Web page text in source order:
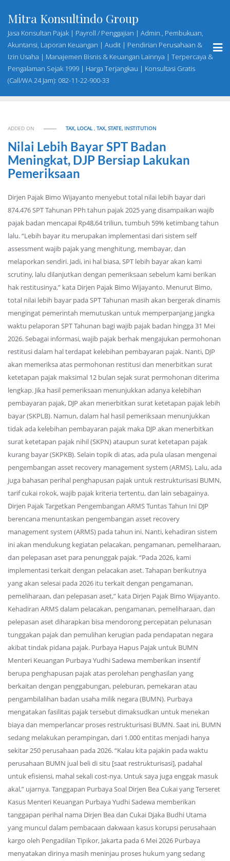
content
Mitra Konsultindo Group
Jasa Konsultan Pajak | Payroll / Penggajian | Admin., Pembukuan,
Akuntansi, Laporan Keuangan | Audit | Pendirian Perusahaan &
Izin Usaha | Manajemen Bisnis & Keuangan Lainnya | Terpercaya &
Pengalaman Sejak 1999 | Harga Terjangkau | Konsultasi Gratis
(Call/WA 24 Jam): 082-11-22-900-33
ADDED ON TAX, LOCAL,TAX, STATE, INSTITUTION
Nilai Lebih Bayar SPT Badan
Meningkat, DJP Bersiap Lakukan
Pemeriksaan
Dirjen Pajak Bimo Wijayanto menyebut total nilai lebih bayar dari
874.476 SPT Tahunan PPh tahun pajak 2025 yang disampaikan wajib
pajak badan mencapai Rp48,64 triliun, tumbuh 59% ketimbang tahun
lalu. “Lebih bayar itu merupakan implementasi dari sistem self
assessment wajib pajak yang menghitung, membayar, dan
melaporkan sendiri. Jadi, ini hal biasa, SPT lebih bayar akan kami
scrutiny, lalu dilanjutkan dengan pemeriksaan sebelum kami berikan
hak restitusinya,” kata Dirjen Pajak Bimo Wijayanto. Menurut Bimo,
total nilai lebih bayar pada SPT Tahunan masih akan bergerak dinamis
mengingat pemerintah memutuskan untuk memperpanjang jangka
waktu pelaporan SPT Tahunan bagi wajib pajak badan hingga 31 Mei
2026. Sebagai informasi, wajib pajak berhak mengajukan permohonan
restitusi dalam hal terdapat kelebihan pembayaran pajak. Nanti, DJP
akan memeriksa atas permohonan restitusi dan menerbitkan surat
ketetapan pajak maksimal 12 bulan sejak surat permohonan diterima
lengkap. Jika hasil pemeriksaan menunjukkan adanya kelebihan
pembayaran pajak, DJP akan menerbitkan surat ketetapan pajak lebih
bayar (SKPLB). Namun, dalam hal hasil pemeriksaan menunjukkan
tidak ada kelebihan pembayaran pajak maka DJP akan menerbitkan
surat ketetapan pajak nihil (SKPN) ataupun surat ketetapan pajak
kurang bayar (SKPKB). Selain topik di atas, ada pula ulasan mengenai
pengembangan asset recovery management system (ARMS), Lalu, ada
juga bahasan perihal penghapusan pajak untuk restrukturisasi BUMN,
tarif cukai rokok, wajib pajak kriteria tertentu, dan lain sebagainya.
Dirjen Pajak Targetkan Pengembangan ARMS Tuntas Tahun Ini DJP
berencana menuntaskan pengembangan asset recovery
management system (ARMS) pada tahun ini. Nanti, kehadiran sistem
ini akan mendukung kegiatan pelacakan, pengamanan, pemeliharaan,
dan pelepasan aset para penunggak pajak. “Pada 2026, kami
implementasi terkait dengan pelacakan aset. Tahapan berikutnya
yang akan selesai pada 2026 itu terkait dengan pengamanan,
pemeliharaan, dan pelepasan aset,” kata Dirjen Pajak Bimo Wijayanto.
Kehadiran ARMS dalam pelacakan, pengamanan, pemeliharaan, dan
pelepasan aset diharapkan bisa mendorong percepatan pelunasan
tunggakan pajak dan pemulihan kerugian pada pendapatan negara
akibat tindak pidana pajak. Purbaya Hapus Pajak untuk BUMN
Menteri Keuangan Purbaya Yudhi Sadewa memberikan insentif
berupa penghapusan pajak atas perolehan penghasilan yang
berkaitan dengan penggabungan, peleburan, pemekaran atau
pengambilalihan badan usaha milik negara (BUMN). Purbaya
mengatakan fasilitas pajak tersebut dimaksudkan untuk menekan
biaya dan memperlancar proses restrukturisasi BUMN. Saat ini, BUMN
sedang melakukan perampingan, dari 1.000 entitas menjadi hanya
sekitar 250 perusahaan pada 2026. “Kalau kita pajakin pada waktu
perusahaan BUMN jual beli di situ [saat restrukturisasi], padahal
untuk efisiensi, mahal sekali cost-nya. Untuk saya juga enggak masuk
akal,” ujarnya. Tanggapan Purbaya Soal Dirjen Bea Cukai yang Terseret
Kasus Menteri Keuangan Purbaya Yudhi Sadewa memberikan
tanggapan perihal nama Dirjen Bea dan Cukai Djaka Budhi Utama
yang muncul dalam pembacaan dakwaan kasus korupsi perusahaan
kargo oleh Pengadilan Tipikor, Jakarta pada 6 Mei 2026 Purbaya
menyatakan dirinya masih meninjau proses hukum yang sedang